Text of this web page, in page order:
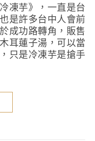
是許多台中人會前
成功路轉角，販售
耳蓮子湯，可以當
只是冷凍芋是搶手